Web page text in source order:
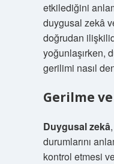
etkilediğini
duygusal zekâ
doğrudan
yoğunlaşırken,
gerilimi nasıl
Gerilme
Duygusal zekâ
durumlarını
kontrol etmesi